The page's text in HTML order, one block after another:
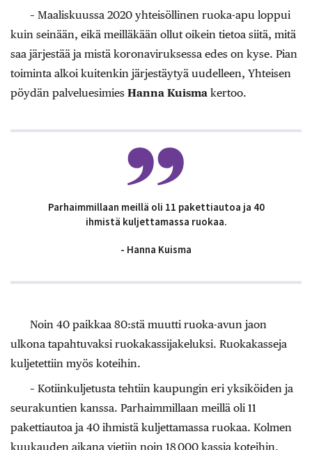
– Maaliskuussa 2020 yhteisöllinen ruoka-apu loppui
kuin seinään, eikä meilläkään ollut oikein tietoa siitä, mitä
saa järjestää ja mistä koronaviruksessa edes on kyse. Pian
toiminta alkoi kuitenkin järjestäytyä uudelleen, Yhteisen
pöydän palveluesimies Hanna Kuisma kertoo.
Parhaimmillaan meillä oli 11 pakettiautoa ja 40
ihmistä kuljettamassa ruokaa.
- Hanna Kuisma
Noin 40 paikkaa 80:stä muutti ruoka-avun jaon
ulkona tapahtuvaksi ruokakassijakeluksi. Ruokakasseja
kuljetettiin myös koteihin.
– Kotiinkuljetusta tehtiin kaupungin eri yksiköiden ja
seurakuntien kanssa. Parhaimmillaan meillä oli 11
pakettiautoa ja 40 ihmistä kuljettamassa ruokaa. Kolmen
kuukauden aikana vietiin noin 18 000 kassia koteihin,